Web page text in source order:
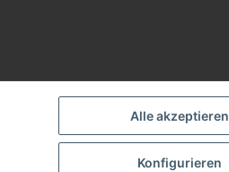
Alle akzeptieren
Konfigurieren